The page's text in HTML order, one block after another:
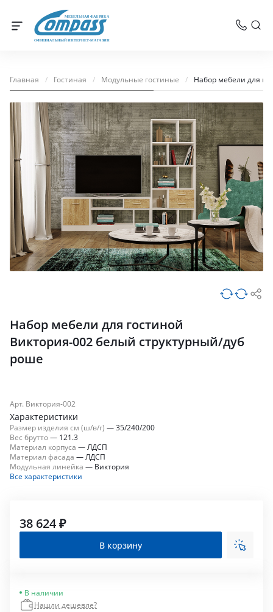
МЕБЕЛЬНАЯ ФАБРИКА
ОФИЦИАЛЬНЫЙ ИНТЕРНЕТ-МАГАЗИН
Главная / Гостиная / Модульные гостиные / Набор мебели для
Набор мебели для гостиной
Виктория-002 белый структурный/дуб
роше
Арт. Виктория-002
Характеристики
Размер изделия см (ш/в/г) —35/240/200
Вес брутто— 121.3
Материал корпуса —ЛДСП
Материал фасада —ЛДСП
Модульная линейка — Виктория
Все характеристики
38 624 ₽
В корзину
В наличии
Нашли дешевле?